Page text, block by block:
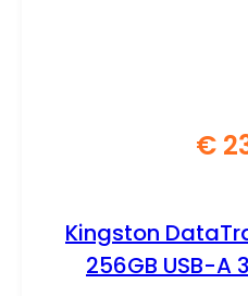
€
Kingston
256GB USB-A